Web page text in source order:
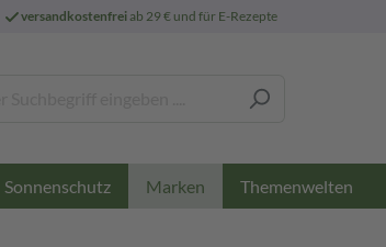
versandkostenfreiab 29 € und für E-Rezepte
Sonnenschutz Marken Themenwelten